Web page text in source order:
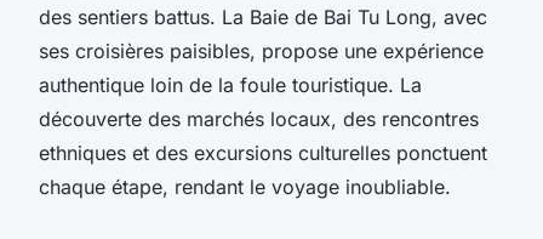
des sentiers battus. La Baie de Bai Tu Long, avec
ses croisières paisibles, propose une expérience
authentique loin de la foule touristique. La
découverte des marchés locaux, des rencontres
ethniques et des excursions culturelles ponctuent
chaque étape, rendant le voyage inoubliable.